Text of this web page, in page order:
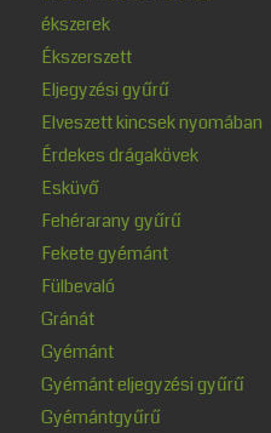
ékszerek
Ékszerszett
Eljegyzési gyűrű
Elveszett kincsek nyomában
Érdekes drágakövek
Esküvő
Fehérarany gyűrű
Fekete gyémánt
Fülbevaló
Gránát
Gyémánt
Gyémánt eljegyzési gyűrű
Gyémántgyűrű